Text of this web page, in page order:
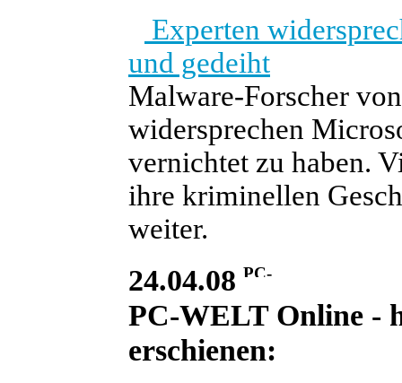
Experten
und gedeiht
Malware-Forscher
widersprechen
vernichtet zu haben.
ihre kriminellen
weiter.
24.04.08
PC-WELT Online -
erschienen: